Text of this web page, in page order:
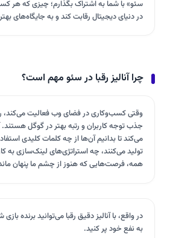
سئو» با شما به اشتراک بگذارم؛ چیزی که هر
در دنیای دیجیتال رقابت کند و به جایگاه‌های
چرا آنالیز رقبا در سئو مهم است؟
وقتی کسب‌وکاری در فضای وب فعالیت می‌کند،
جذب توجه کاربران و رتبه بهتر در گوگل هستند.
می‌کند تا بدانیم آن‌ها از چه کلمات کلیدی
تولید می‌کنند، چه استراتژی‌های لینک‌سازی به
همه، فرصت‌هایی که هنوز از چشم ما پنهان
در واقع، با آنالیز دقیق رقبا می‌توانید برنده
به نفع خود پر کنید.